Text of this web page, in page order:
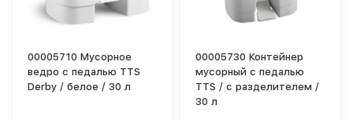
00005710 Мусорное
ведро с педалью TTS
Derby / белое / 30 л
00005730 Контейнер
мусорный с педалью
TTS / с разделителем /
30 л